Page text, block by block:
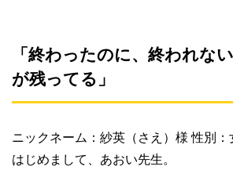
「終わったのに、終われな
が残ってる」
ニックネーム：紗英（さえ）様 性別
はじめまして、あおい先生。